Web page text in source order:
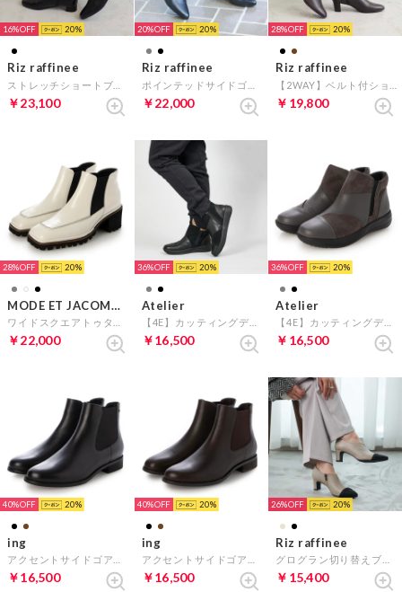
16% 20
Riz raffinee
￥23,100
20% 20
Riz raffinee
￥22,000
28% 20
Riz raffinee
￥19,800
28% 20
MODE ET JACOMO D'ICI
￥22,000
36% 20
Atelier
￥16,500
36% 20
Atelier
￥16,500
40% 20
ing
￥16,500
40% 20
ing
￥16,500
26% 20
Riz raffinee
￥15,400